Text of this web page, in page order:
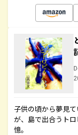
子供の頃から夢見
が、島で出合うト
憶。